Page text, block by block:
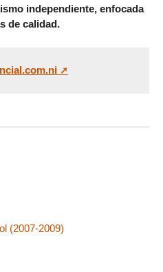
independiente, enfocada
de calidad.
(2007-2009)